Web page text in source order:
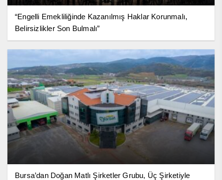
“Engelli Emekliliğinde Kazanılmış Haklar Korunmalı,
Belirsizlikler Son Bulmalı”
Bursa’dan Doğan Matlı Şirketler Grubu, Üç Şirketiyle